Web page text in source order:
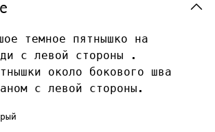
темное пятнышко на
с левой стороны .
около бокового шва
с левой стороны.